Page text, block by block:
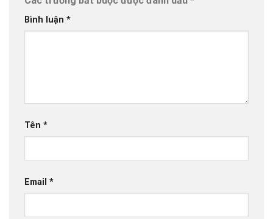
Bình luận *
Tên *
Email *